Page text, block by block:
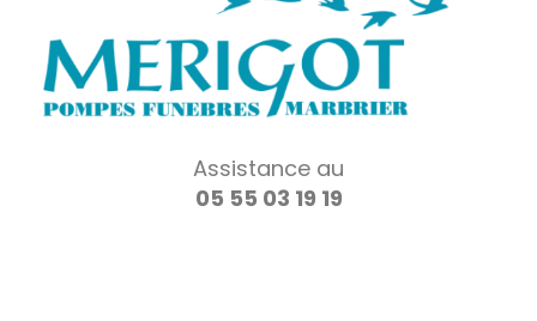
Assistance au
05 55 03 19 19